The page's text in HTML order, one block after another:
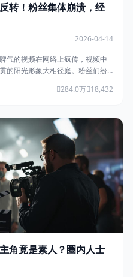
转！粉丝集体崩溃，经
2026-04-14
气的视频在网络上疯传，视频中
的阳光形象大相径庭。粉丝们纷
284.0万 18,432
角竟是素人？圈内人士